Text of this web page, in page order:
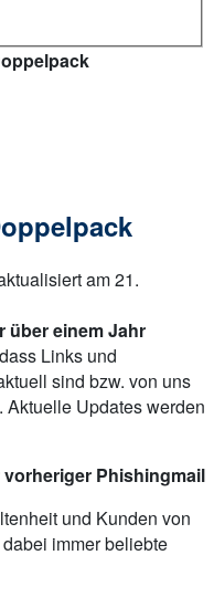
am 21.
über einem Jahr
Links und
sind bzw. von uns
Aktuelle Updates werden
Phishingmail
und Kunden von
immer beliebte